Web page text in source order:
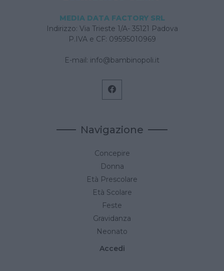
MEDIA DATA FACTORY SRL
Indirizzo: Via Trieste 1/A- 35121 Padova
P.IVA e CF: 09595010969
E-mail: info@bambinopoli.it
Navigazione
Concepire
Donna
Età Prescolare
Età Scolare
Feste
Gravidanza
Neonato
Accedi